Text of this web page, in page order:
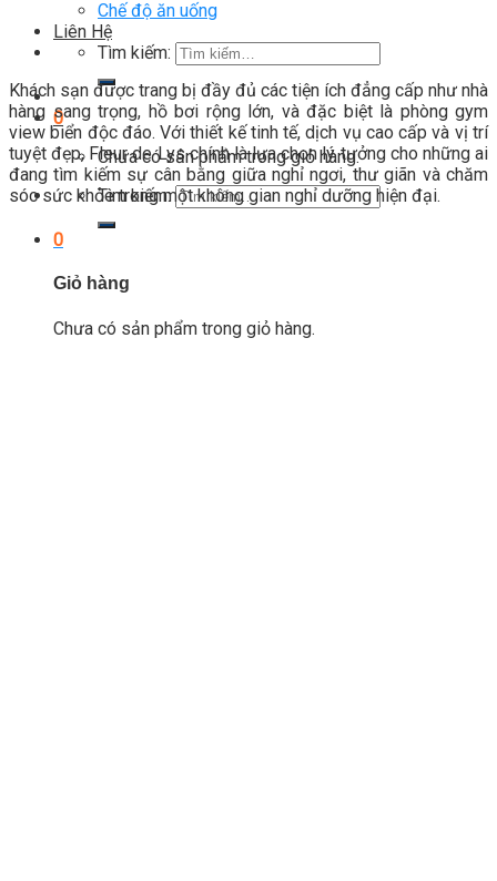
Chế độ ăn uống
Liên Hệ
Tìm kiếm:
0
Chưa có sản phẩm trong giỏ hàng.
Tìm kiếm:
0
Giỏ hàng
Chưa có sản phẩm trong giỏ hàng.
Khách sạn được trang bị đầy đủ các tiện ích đẳng cấp như nhà
hàng sang trọng, hồ bơi rộng lớn, và đặc biệt là phòng gym
view biển độc đáo. Với thiết kế tinh tế, dịch vụ cao cấp và vị trí
tuyệt đẹp, Fleur de Lys chính là lựa chọn lý tưởng cho những ai
đang tìm kiếm sự cân bằng giữa nghỉ ngơi, thư giãn và chăm
sóc sức khỏe trong một không gian nghỉ dưỡng hiện đại.